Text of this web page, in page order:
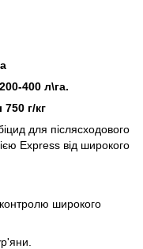
400 л\га.
г/кг
для післясходового
Express від широкого
широкого